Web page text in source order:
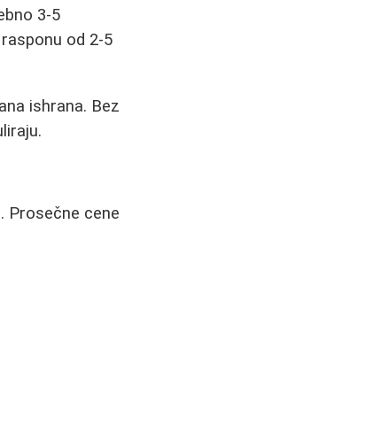
3-5
od 2-5
ishrana. Bez
Prosečne cene